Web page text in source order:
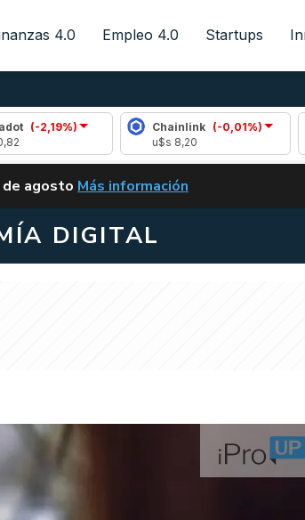
4.0 Empleo 4.0 Startups
Chainlink
(-0,01%)
ALERTA
de agosto VUELVE EL CARRY TRADE DE
Más información
DIGITAL